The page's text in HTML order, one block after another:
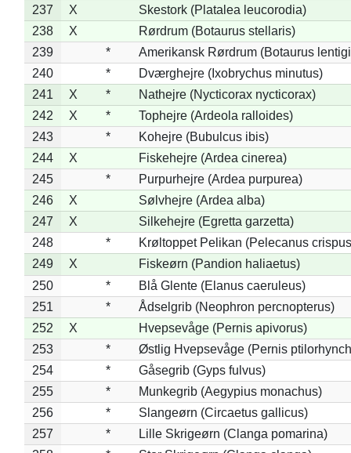
237
X
Skestork (Platalea leucorodia)
238
X
Rørdrum (Botaurus stellaris)
239
*
Amerikansk Rørdrum (Botaurus
240
*
Dværghejre (Ixobrychus minutus)
241
X *
Nathejre (Nycticorax nycticorax)
242
X *
Tophejre (Ardeola ralloides)
243
*
Kohejre (Bubulcus ibis)
244
X
Fiskehejre (Ardea cinerea)
245
*
Purpurhejre (Ardea purpurea)
246
X
Sølvhejre (Ardea alba)
247
X
Silkehejre (Egretta garzetta)
248
*
Krøltoppet Pelikan (Pelecanus
249
X
Fiskeørn (Pandion haliaetus)
250
*
Blå Glente (Elanus caeruleus)
251
*
Ådselgrib (Neophron percnopterus)
252
X
Hvepsevåge (Pernis apivorus)
253
*
Østlig Hvepsevåge (Pernis
254
*
Gåsegrib (Gyps fulvus)
255
*
Munkegrib (Aegypius monachus)
256
*
Slangeørn (Circaetus gallicus)
257
*
Lille Skrigeørn (Clanga pomarina)